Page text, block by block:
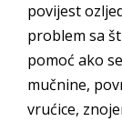
povijest
problem sa
pomoć ako
mučnine,
vrućice,